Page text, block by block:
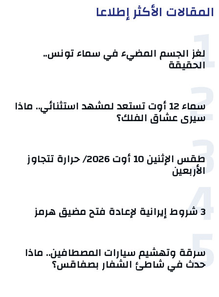
المقالات الأكثر إطلاعا
1
لغز الجسم المضيء في سماء تونس..
الحقيقة
2 سماء 12 أوت تستعد لمشهد استثنائي.. ماذا
سيرى عشاق الفلك؟
3 طقس الإثنين 10 أوت 2026/ حرارة تتجاوز
الأربعين
4
3 شروط إيرانية لإعادة فتح مضيق هرمز
5
سرقة وتهشيم سيارات المصطافين.. ماذا
حدث في شاطئ الشفار بصفاقس؟